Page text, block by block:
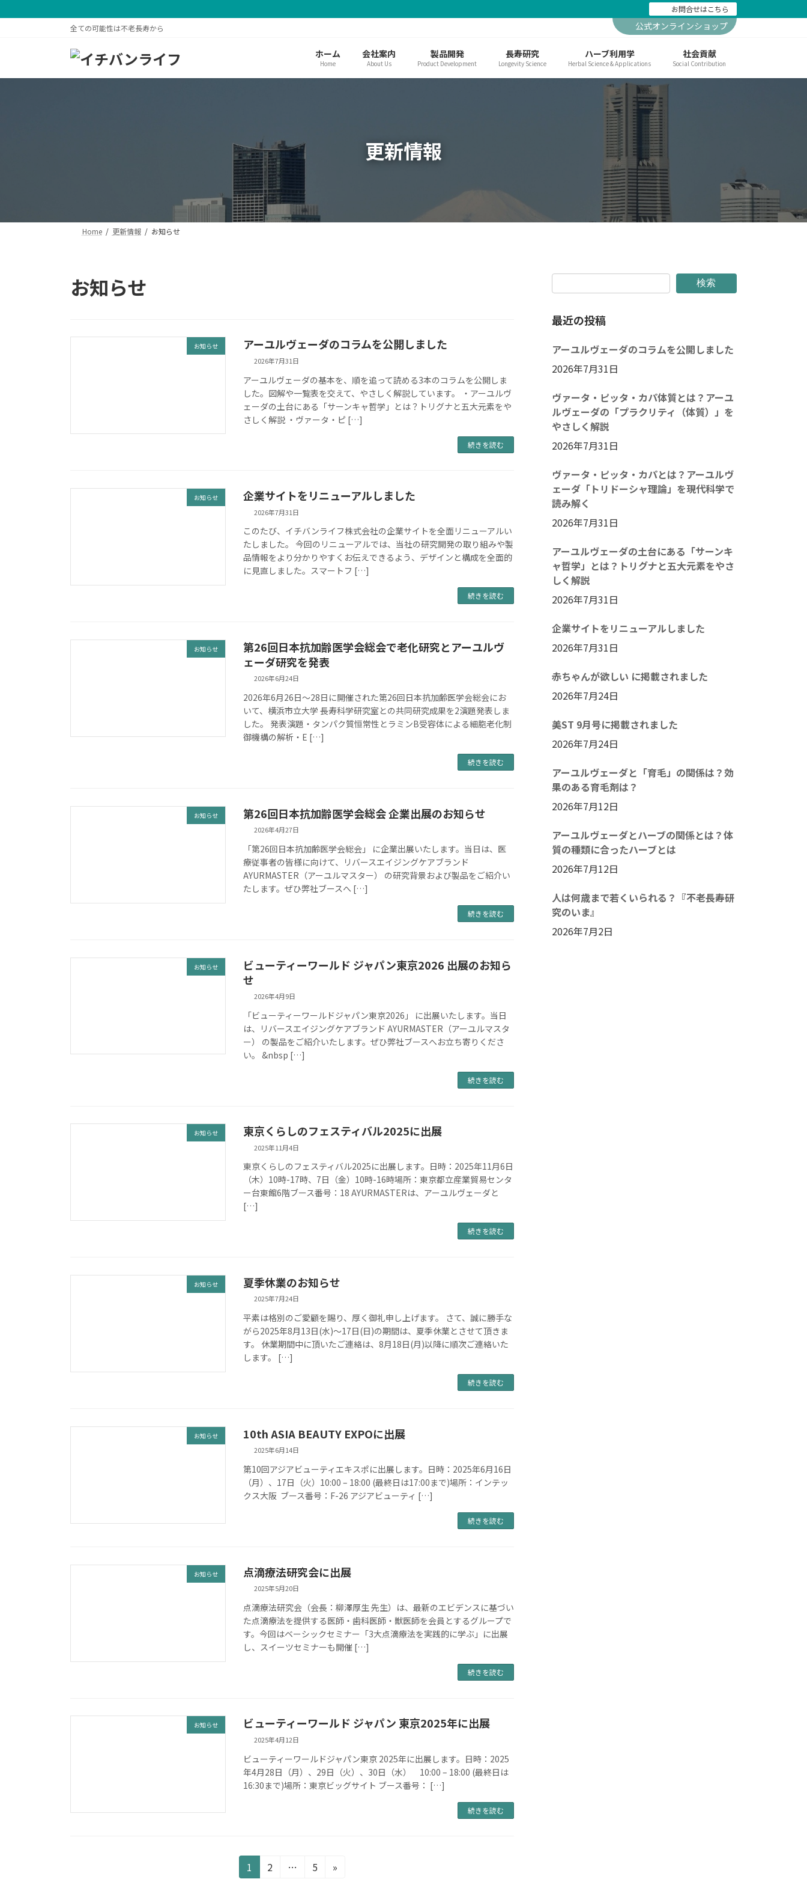
ン
へ
ビ
ョ
お問合せはこちら
全ての可能性は不老長寿から
公式オンラインショップ
ホーム
Home
会社案内
About Us
製品開発
Product Development
長寿研究
Longevity Science
ハーブ利用学
Herbal Science & Applications
社会貢献
Social Contribution
更新情報
Home 更新情報 お知らせ
お知らせ
お知らせ アーユルヴェーダのコラムを公開しました
2026年7月31日
アーユルヴェーダの基本を、順を追って読める3本のコラムを公開しま
した。図解や一覧表を交えて、やさしく解説しています。 ・アーユルヴ
ェーダの土台にある「サーンキャ哲学」とは？トリグナと五大元素をや
さしく解説 ・ヴァータ・ピ […]
続きを読む
お知らせ 企業サイトをリニューアルしました
2026年7月31日
このたび、イチバンライフ株式会社の企業サイトを全面リニューアルい
たしました。 今回のリニューアルでは、当社の研究開発の取り組みや製
品情報をより分かりやすくお伝えできるよう、デザインと構成を全面的
に見直しました。スマートフ […]
続きを読む
お知らせ
第26回日本抗加齢医学会総会で老化研究とアーユルヴ
ェーダ研究を発表
2026年6月24日
2026年6月26日〜28日に開催された第26回日本抗加齢医学会総会にお
いて、横浜市立大学 長寿科学研究室との共同研究成果を2演題発表しま
した。 発表演題・タンパク質恒常性とラミンB受容体による細胞老化制
御機構の解析・E […]
続きを読む
お知らせ 第26回日本抗加齢医学会総会 企業出展のお知らせ
2026年4月27日
「第26回日本抗加齢医学会総会」 に企業出展いたします。当日は、医
療従事者の皆様に向けて、リバースエイジングケアブランド
AYURMASTER（アーユルマスター） の研究背景および製品をご紹介い
たします。ぜひ弊社ブースへ […]
続きを読む
お知らせ
ビューティーワールド ジャパン東京2026 出展のお知ら
せ
2026年4月9日
「ビューティーワールドジャパン東京2026」 に出展いたします。当日
は、リバースエイジングケアブランド AYURMASTER（アーユルマスタ
ー） の製品をご紹介いたします。ぜひ弊社ブースへお立ち寄りくださ
い。 &nbsp […]
続きを読む
お知らせ 東京くらしのフェスティバル2025に出展
2025年11月4日
東京くらしのフェスティバル2025に出展します。日時：2025年11月6日
（木）10時-17時、7日（金）10時-16時場所：東京都立産業貿易センタ
ー台東館6階ブース番号：18 AYURMASTERは、アーユルヴェーダと
[…]
続きを読む
お知らせ 夏季休業のお知らせ
2025年7月24日
平素は格別のご愛顧を賜り、厚く御礼申し上げます。 さて、誠に勝手な
がら2025年8月13日(水)〜17日(日)の期間は、夏季休業とさせて頂きま
す。 休業期間中に頂いたご連絡は、8月18日(月)以降に順次ご連絡いた
します。 […]
続きを読む
お知らせ 10th ASIA BEAUTY EXPOに出展
2025年6月14日
第10回アジアビューティエキスポに出展します。日時：2025年6月16日
（月）、17日（火）10:00 – 18:00 (最終日は17:00まで)場所：インテッ
クス大阪 ブース番号：F-26 アジアビューティ […]
続きを読む
お知らせ 点滴療法研究会に出展
2025年5月20日
点滴療法研究会（会長：柳澤厚生 先生）は、最新のエビデンスに基づい
た点滴療法を提供する医師・歯科医師・獣医師を会員とするグループで
す。今回はベーシックセミナー「3大点滴療法を実践的に学ぶ」に出展
し、スイーツセミナーも開催 […]
続きを読む
お知らせ ビューティーワールド ジャパン 東京2025年に出展
2025年4月12日
ビューティーワールドジャパン東京 2025年に出展します。日時：2025
年4月28日（月）、29日（火）、30日（水） 10:00 – 18:00 (最終日は
16:30まで)場所：東京ビッグサイト ブース番号： […]
続きを読む
固
定
1
固
2 …
固
5 »
検索
最近の投稿
アーユルヴェーダのコラムを公開しました
2026年7月31日
ヴァータ・ピッタ・カパ体質とは？アーユ
ルヴェーダの「プラクリティ（体質）」を
やさしく解説
2026年7月31日
ヴァータ・ピッタ・カパとは？アーユルヴ
ェーダ「トリドーシャ理論」を現代科学で
読み解く
2026年7月31日
アーユルヴェーダの土台にある「サーンキ
ャ哲学」とは？トリグナと五大元素をやさ
しく解説
2026年7月31日
企業サイトをリニューアルしました
2026年7月31日
赤ちゃんが欲しい に掲載されました
2026年7月24日
美ST 9月号に掲載されました
2026年7月24日
アーユルヴェーダと「育毛」の関係は？効
果のある育毛剤は？
2026年7月12日
アーユルヴェーダとハーブの関係とは？体
質の種類に合ったハーブとは
2026年7月12日
人は何歳まで若くいられる？『不老長寿研
究のいま』
2026年7月2日